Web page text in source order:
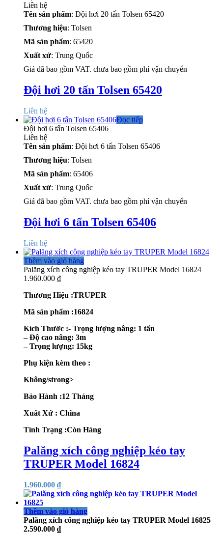
Liên hệ
Tên sản phẩm: Đội hơi 20 tấn Tolsen 65420
Thương hiệu: Tolsen
Mã sản phẩm: 65420
Xuất xứ: Trung Quốc
Giá đã bao gồm VAT. chưa bao gồm phí vận chuyển
Đội hơi 20 tấn Tolsen 65420
Liên hệ
Đọc tiếp
Đội hơi 6 tấn Tolsen 65406
Liên hệ
Tên sản phẩm: Đội hơi 6 tấn Tolsen 65406
Thương hiệu: Tolsen
Mã sản phẩm: 65406
Xuất xứ: Trung Quốc
Giá đã bao gồm VAT. chưa bao gồm phí vận chuyển
Đội hơi 6 tấn Tolsen 65406
Liên hệ
Thêm vào giỏ hàng
Palăng xích công nghiệp kéo tay TRUPER Model 16824
1.960.000 ₫
Thương Hiệu :TRUPER
Mã sản phẩm :16824
Kích Thước :- Trọng lượng nâng: 1 tấn
– Độ cao nâng: 3m
– Trọng lượng: 15kg
Phụ kiện kèm theo :
Không/strong>
Bảo Hành :12 Tháng
Xuất Xứ : China
Tình Trạng :Còn Hàng
Palăng xích công nghiệp kéo tay
TRUPER Model 16824
1.960.000 ₫
Thêm vào giỏ hàng
Palăng xích công nghiệp kéo tay TRUPER Model 16825
2.590.000 ₫